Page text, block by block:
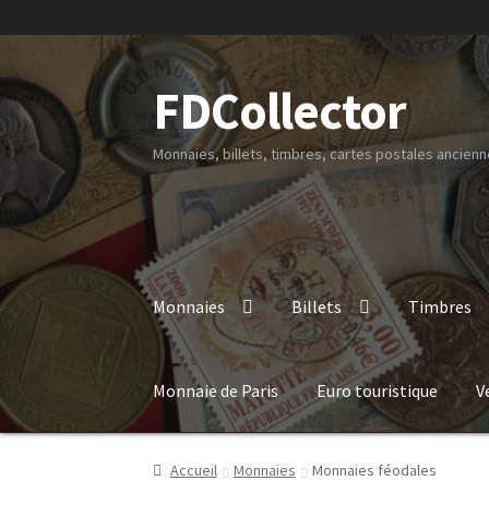
FDCollector
Monnaies, billets, timbres, cartes postales
Monnaies Billets Timbres
Monnaie de Paris Euro touristique
Accueil Monnaies Monnaies féodales